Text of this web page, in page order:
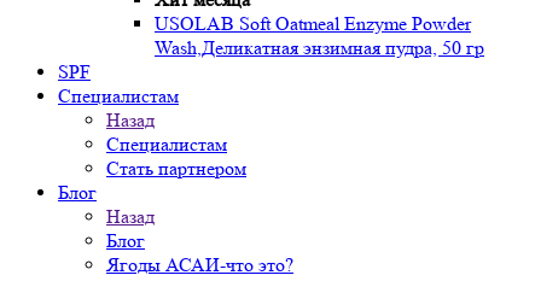
USOLAB Soft Oatmeal Enzyme Powder
Wash,Деликатная энзимная пудра, 50 гр
SPF
Специалистам
Назад
Специалистам
Стать партнером
Блог
Назад
Блог
Ягоды АСАИ-что это?